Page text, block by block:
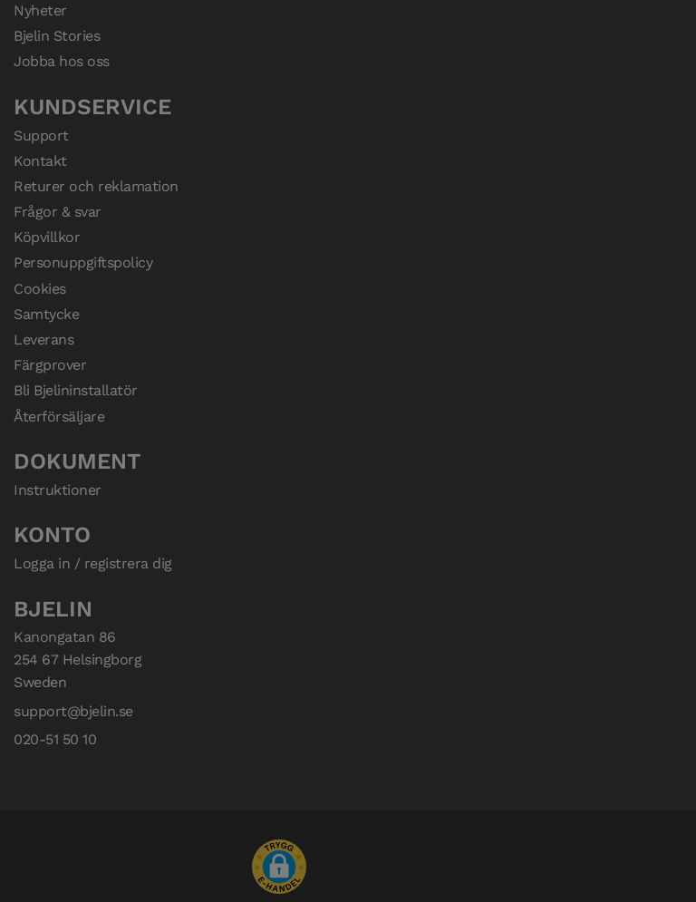
Nyheter
Bjelin Stories
Jobba hos oss
KUNDSERVICE
Support
Kontakt
Returer och reklamation
Frågor & svar
Köpvillkor
Personuppgiftspolicy
Cookies
Samtycke
Leverans
Färgprover
Bli Bjelininstallatör
Återförsäljare
DOKUMENT
Instruktioner
KONTO
Logga in / registrera dig
BJELIN
Kanongatan 86
254 67 Helsingborg
Sweden
support@bjelin.se
020-51 50 10